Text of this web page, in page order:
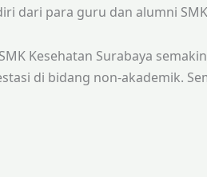
dari para guru dan alumni
Kesehatan Surabaya
di bidang non-akademik.